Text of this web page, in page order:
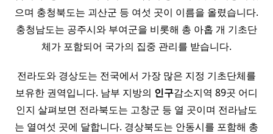
으며 충청북도는 괴산군 등 여섯 곳이 이름을 올렸습니다.
충청남도는 공주시와 부여군을 비롯해 총 아홉 개 기초단
체가 포함되어 국가의 집중 관리를 받습니다.
전라도와 경상도는 전국에서 가장 많은 지정 기초단체를
보유한 권역입니다. 남부 지방의 인구감소지역 89곳 어디
인지 살펴보면 전라북도는 고창군 등 열 곳이며 전라남도
는 열여섯 곳에 달합니다. 경상북도는 안동시를 포함해 총